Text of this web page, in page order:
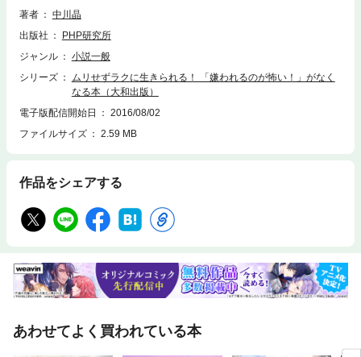
法」など、“５つの視点”をベースに、すぐにでき、効果アリのものばかり
てしまう、どんなときも笑顔でがんばりすぎてヘトヘト――など、いつも
いい人でいなければいけないと思っているあなた。また、職場で家でご近
ろ軽やかに生きられること、間違いなしです。
著者
中川晶
出版社
PHP研究所
ジャンル
小説一般
シリーズ
ムリせずラクに生きられる！ 「嫌われるのが怖い！」がなく
なる本（大和出版）
電子版配信開始日
2016/08/02
ファイルサイズ
2.59 MB
作品をシェアする
あわせてよく買われている本